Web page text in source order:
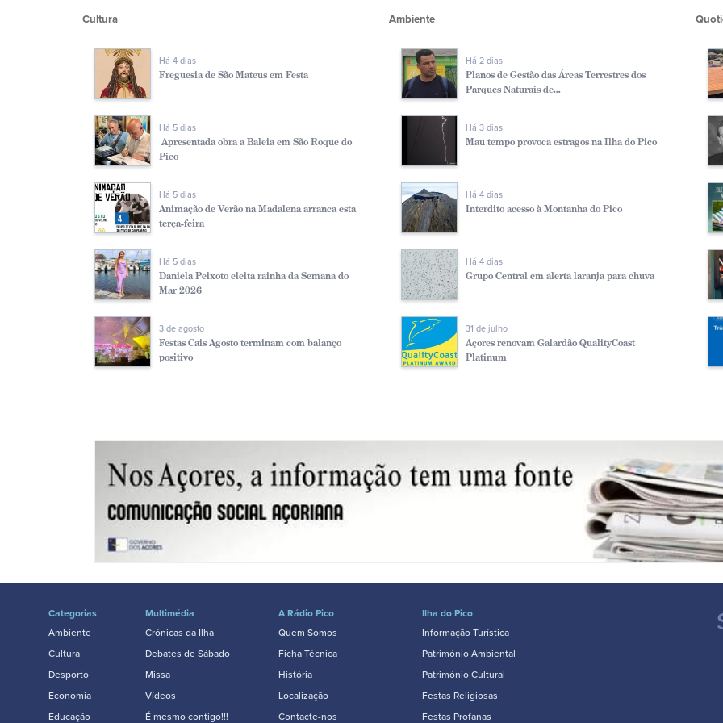
Cultura Ambiente
Há 4 dias
Freguesia de São Mateus em Festa
Há 5 dias
Apresentada obra a Baleia em São Roque do
Pico
Há 5 dias
Animação de Verão na Madalena arranca esta
terça-feira
Há 5 dias
Daniela Peixoto eleita rainha da Semana do
Mar 2026
3 de agosto
Festas Cais Agosto terminam com balanço
positivo
Há 2 dias
Planos de Gestão das Áreas Terrestres dos
Parques Naturais de...
Há 3 dias
Mau tempo provoca estragos na Ilha do Pico
Há 4 dias
Interdito acesso à Montanha do Pico
Há 4 dias
Grupo Central em alerta laranja para chuva
31 de julho
Açores renovam Galardão QualityCoast
Platinum
Categorias
Ambiente
Cultura
Desporto
Economia
Educação
Multimédia
Crónicas da Ilha
Debates de Sábado
Missa
Vídeos
É mesmo contigo!!!
A Rádio Pico
Quem Somos
Ficha Técnica
História
Localização
Contacte-nos
Ilha do Pico
Informação Turística
Património Ambiental
Património Cultural
Festas Religiosas
Festas Profanas